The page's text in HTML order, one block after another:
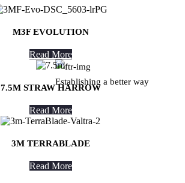
M3F EVOLUTION
Read More
7.5M STRAW HARROW
Read More
3M TERRABLADE
Read More
Establishing a better way